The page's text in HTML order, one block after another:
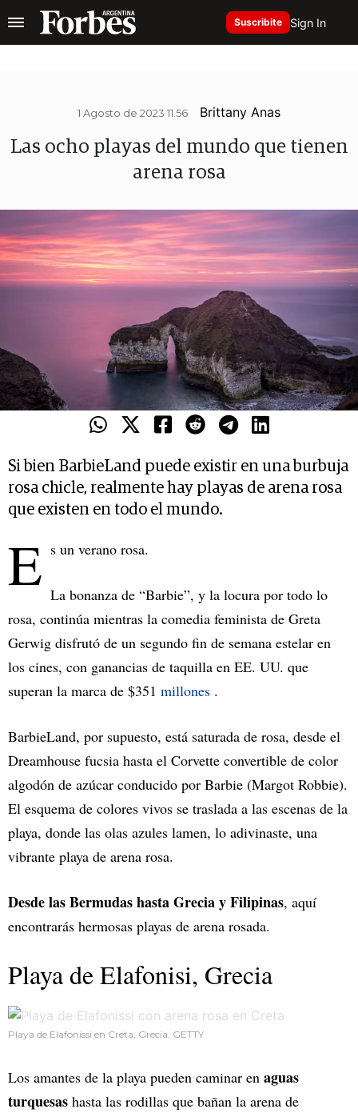
Suscribite Sign In
1 Agosto de 2023 11.56 Brittany Anas
Las ocho playas del mundo que tienen
arena rosa
Si bien BarbieLand puede existir en una burbuja
rosa chicle, realmente hay playas de arena rosa
que existen en todo el mundo.
E s un verano rosa.
La bonanza de “Barbie”, y la locura por todo lo
rosa, continúa mientras la comedia feminista de Greta
Gerwig disfrutó de un segundo fin de semana estelar en
los cines, con ganancias de taquilla en EE. UU. que
superan la marca de $351 millones .
BarbieLand, por supuesto, está saturada de rosa, desde el
Dreamhouse fucsia hasta el Corvette convertible de color
algodón de azúcar conducido por Barbie (Margot Robbie).
El esquema de colores vivos se traslada a las escenas de la
playa, donde las olas azules lamen, lo adivinaste, una
vibrante playa de arena rosa.
Desde las Bermudas hasta Grecia y Filipinas, aquí
encontrarás hermosas playas de arena rosada.
Playa de Elafonisi, Grecia
Playa de Elafonissi en Creta, Grecia. GETTY
Los amantes de la playa pueden caminar en aguas
turquesas hasta las rodillas que bañan la arena de